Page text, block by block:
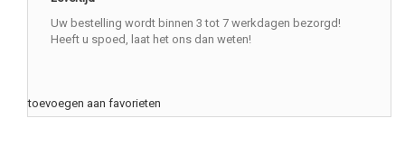
Uw bestelling wordt binnen 3 tot 7 werkdagen bezorgd!
Heeft u spoed, laat het ons dan weten!
toevoegen aan favorieten